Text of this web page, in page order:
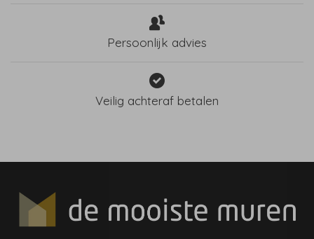
Persoonlijk advies
Veilig achteraf betalen